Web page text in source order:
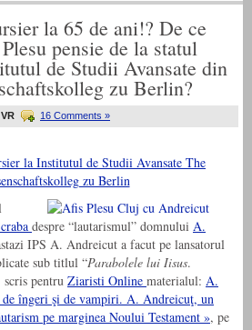
la 65 de ani!? De ce
pensie de la statul
de Studii Avansate din
zu Berlin?
VR 16 Comments »
despre “lautarismul” domnului A.
IPS A. Andreicut a facut pe lansatorul
sub titlul “Parabolele lui Iisus.
pentru Ziaristi Online materialul: A.
de îngeri şi de vampiri. A. Andreicuţ, un
pe marginea Noului Testament », pe